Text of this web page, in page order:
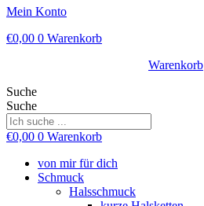
Mein Konto
€0,00 0 Warenkorb
Warenkorb
Suche
Suche
€0,00 0 Warenkorb
von mir für dich
Schmuck
Halsschmuck